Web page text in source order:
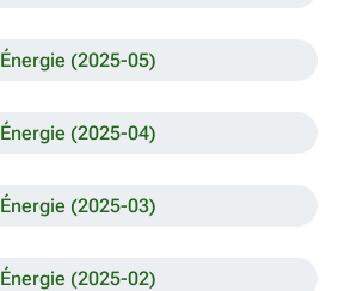
Énergie (2025-05)
Énergie (2025-04)
Énergie (2025-03)
Énergie (2025-02)